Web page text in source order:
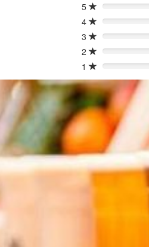
5 0%
4
0%
3
0%
2
0%
1
0%